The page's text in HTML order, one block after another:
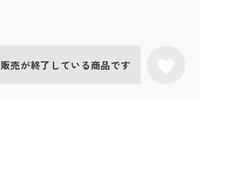
販売が終了している商品です